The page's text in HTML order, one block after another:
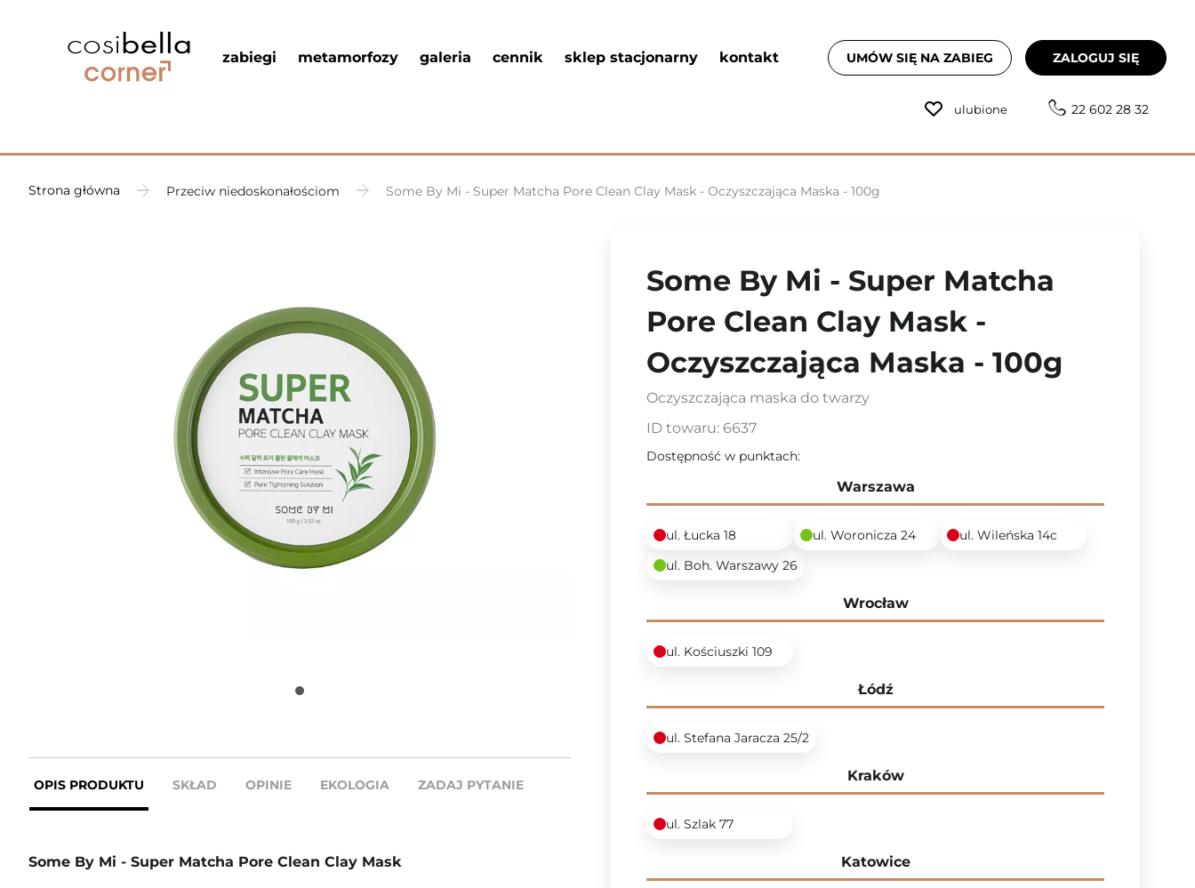
zabiegi metamorfozy galeria cennik sklep stacjonarny kontakt UMÓW SIĘ NA ZABIEG ZALOGUJ SIĘ
ulubione 22 602 28 32
Strona główna Przeciw niedoskonałościom Some By Mi - Super Matcha Pore Clean Clay Mask - Oczyszczająca Maska - 100g
OPIS PRODUKTU SKŁAD OPINIE EKOLOGIA ZADAJ PYTANIE
Some By Mi - Super Matcha Pore Clean Clay Mask
Some By Mi - Super Matcha
Pore Clean Clay Mask -
Oczyszczająca Maska - 100g
Oczyszczająca maska do twarzy
ID towaru: 6637
Dostępność w punktach:
Warszawa
ul. Łucka 18 ul. Woronicza 24
ul. Wileńska 14c
ul. Boh. Warszawy 26
Wrocław
ul. Kościuszki 109
Łódź
ul. Stefana Jaracza 25/2
Kraków
ul. Szlak 77
Katowice